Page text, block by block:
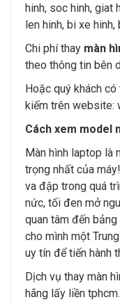
hinh, soc hinh, giat
len hinh, bi xe hinh,
Chi phí thay màn
theo thông tin bên
Hoặc quý khách
kiếm trên website:
Cách xem model
Màn hình laptop là
trọng nhất của
va đập trong quá
nức, tối đen mở
quan tâm đến
cho mình một
uy tín để tiến hành
Dịch vụ thay màn
hãng lấy liền